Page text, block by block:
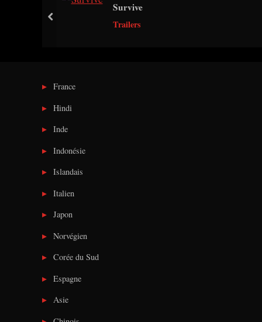
Survive
Trailers
prev
France
Hindi
Inde
Indonésie
Islandais
Italien
Japon
Norvégien
Corée du Sud
Espagne
Asie